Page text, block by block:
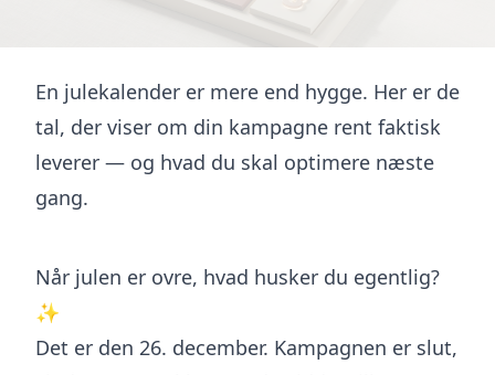
En julekalender er mere end hygge. Her er de
tal, der viser om din kampagne rent faktisk
leverer — og hvad du skal optimere næste
gang.
Når julen er ovre, hvad husker du egentlig?
✨
Det er den 26. december. Kampagnen er slut,